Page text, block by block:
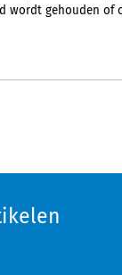
gehouden of